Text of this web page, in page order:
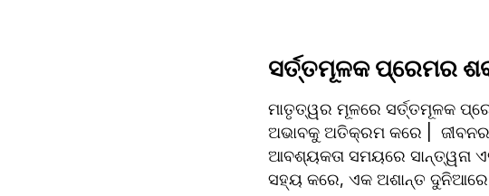
ସର୍ତ୍ତମୂଳକ ପ୍ରେମର
ମାତୃତ୍ୱର ମୂଳରେ ସର୍ତ୍ତମୂଳକ
ଅଭାବକୁ ଅତିକ୍ରମ କରେ |
ଆବଶ୍ୟକତା ସମୟରେ ସାନ୍ତ୍ୱନା
ସହ୍ୟ କରେ, ଏକ ଅଶାନ୍ତ ଦୁନିଆରେ